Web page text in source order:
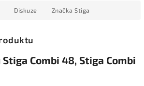
Diskuze Značka Stiga
Combi 48, Stiga Combi